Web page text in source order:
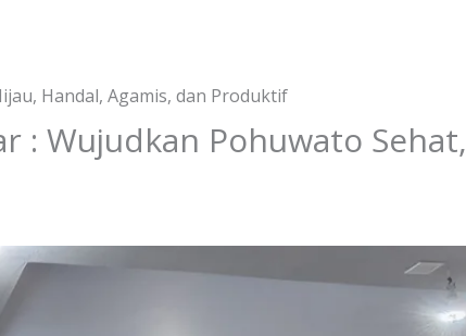
Handal, Agamis, dan Produktif
: Wujudkan Pohuwato Sehat,